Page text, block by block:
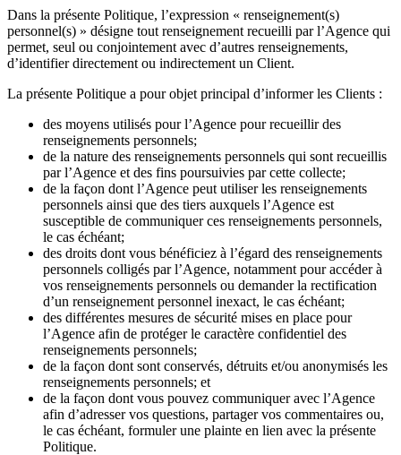
Dans la présente Politique, l’expression « renseignement(s)
personnel(s) » désigne tout renseignement recueilli par l’Agence qui
permet, seul ou conjointement avec d’autres renseignements,
d’identifier directement ou indirectement un Client.
La présente Politique a pour objet principal d’informer les Clients :
des moyens utilisés pour l’Agence pour recueillir des
renseignements personnels;
de la nature des renseignements personnels qui sont recueillis
par l’Agence et des fins poursuivies par cette collecte;
de la façon dont l’Agence peut utiliser les renseignements
personnels ainsi que des tiers auxquels l’Agence est
susceptible de communiquer ces renseignements personnels,
le cas échéant;
des droits dont vous bénéficiez à l’égard des renseignements
personnels colligés par l’Agence, notamment pour accéder à
vos renseignements personnels ou demander la rectification
d’un renseignement personnel inexact, le cas échéant;
des différentes mesures de sécurité mises en place pour
l’Agence afin de protéger le caractère confidentiel des
renseignements personnels;
de la façon dont sont conservés, détruits et/ou anonymisés les
renseignements personnels; et
de la façon dont vous pouvez communiquer avec l’Agence
afin d’adresser vos questions, partager vos commentaires ou,
le cas échéant, formuler une plainte en lien avec la présente
Politique.